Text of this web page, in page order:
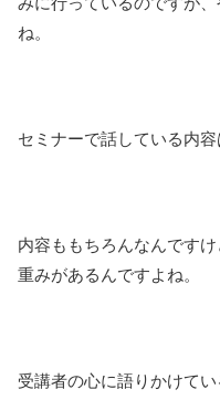
ね。
セミナーで話している内容
内容ももちろんなんです
重みがあるんですよね。
受講者の心に語りかけてい